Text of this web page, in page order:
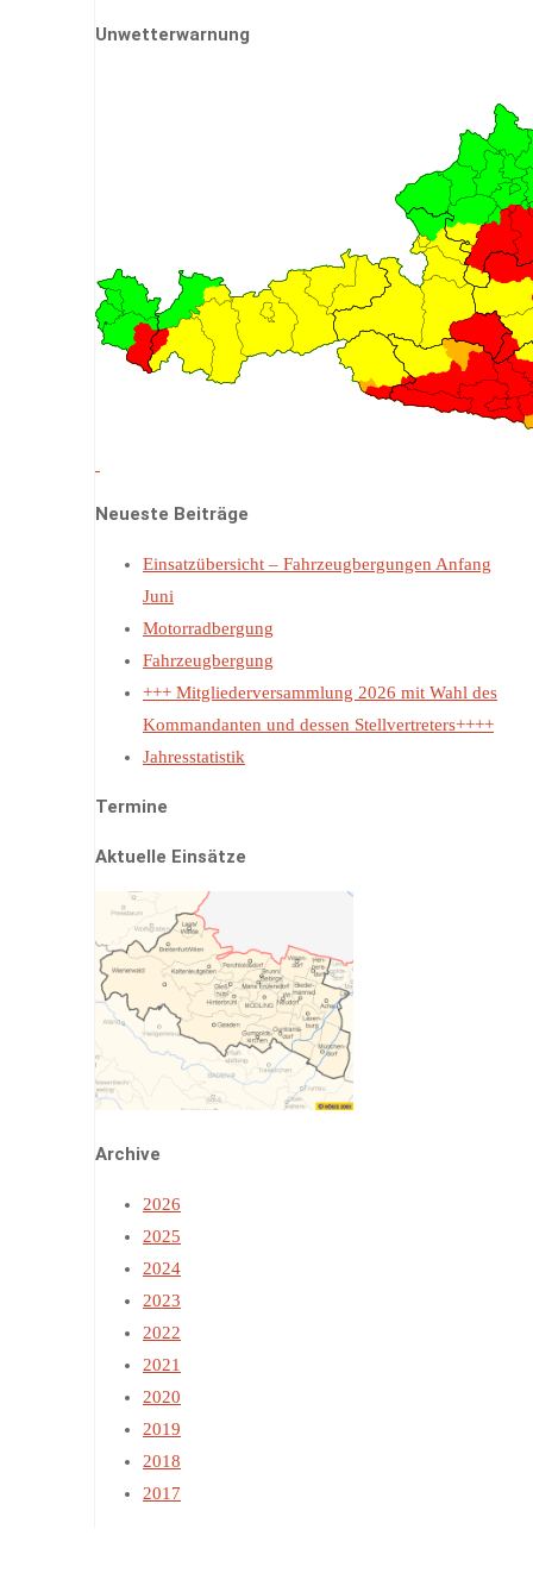
Unwetterwarnung
Neueste Beiträge
Einsatzübersicht – Fahrzeugbergungen Anfang
Juni
Motorradbergung
Fahrzeugbergung
+++ Mitgliederversammlung 2026 mit Wahl des
Kommandanten und dessen Stellvertreters++++
Jahresstatistik
Termine
Aktuelle Einsätze
Archive
2026
2025
2024
2023
2022
2021
2020
2019
2018
2017